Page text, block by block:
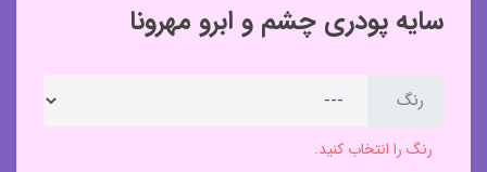
سایه پودری چشم و ابرو مهرونا
رنگ
رنگ را انتخاب کنید.